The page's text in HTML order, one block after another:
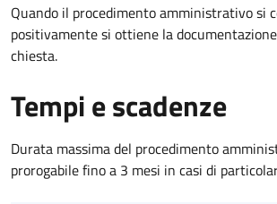
Quando il procedimento amministrativo si
positivamente si ottiene la
chiesta.
Tempi e scadenze
Durata massima del procedimento
prorogabile fino a 3 mesi in casi di